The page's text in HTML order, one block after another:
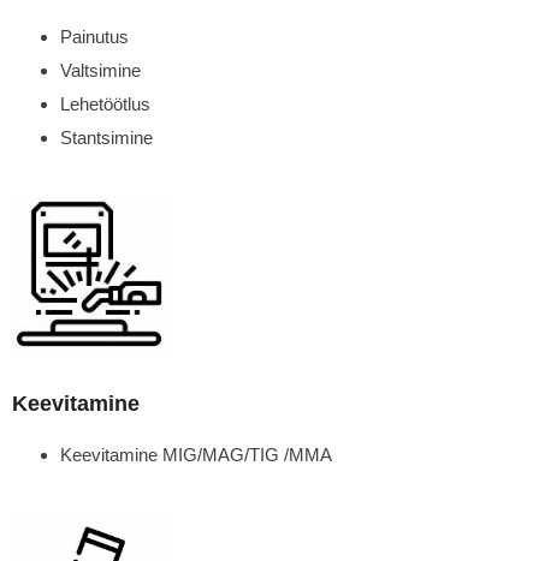
Painutus
Valtsimine
Lehetöötlus
Stantsimine
Keevitamine
Keevitamine MIG/MAG/TIG /MMA